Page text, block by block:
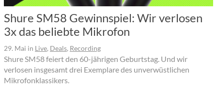
Shure SM58 Gewinnspiel: Wir verlosen
3x das beliebte Mikrofon
29. Mai in Live, Deals, Recording
Shure SM58 feiert den 60-jährigen Geburtstag. Und wir
verlosen insgesamt drei Exemplare des unverwüstlichen
Mikrofonklassikers.